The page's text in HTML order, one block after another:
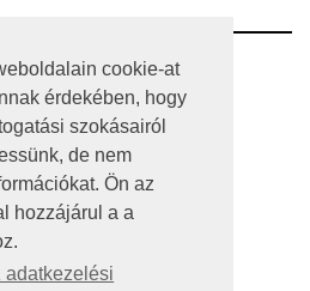
cookie-at
érdekében, hogy
szokásairól
de nem
Ön az
hozzájárul a a
adatkezelési